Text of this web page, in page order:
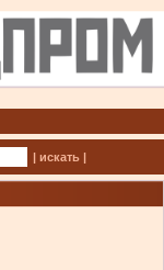
| искать |